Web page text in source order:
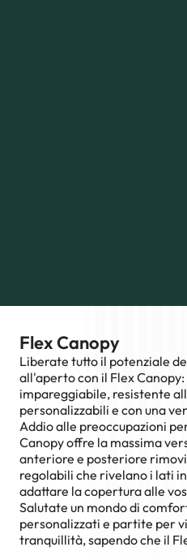
Flex Canopy
Liberate tutto il potenziale
all'aperto con il Flex
impareggiabile, resistente
personalizzabili e con una
Addio alle preoccupazioni
Canopy offre la massima
anteriore e posteriore
regolabili che rivelano i lati
adattare la copertura alle
Salutate un mondo di
personalizzati e partite per
tranquillità, sapendo che il